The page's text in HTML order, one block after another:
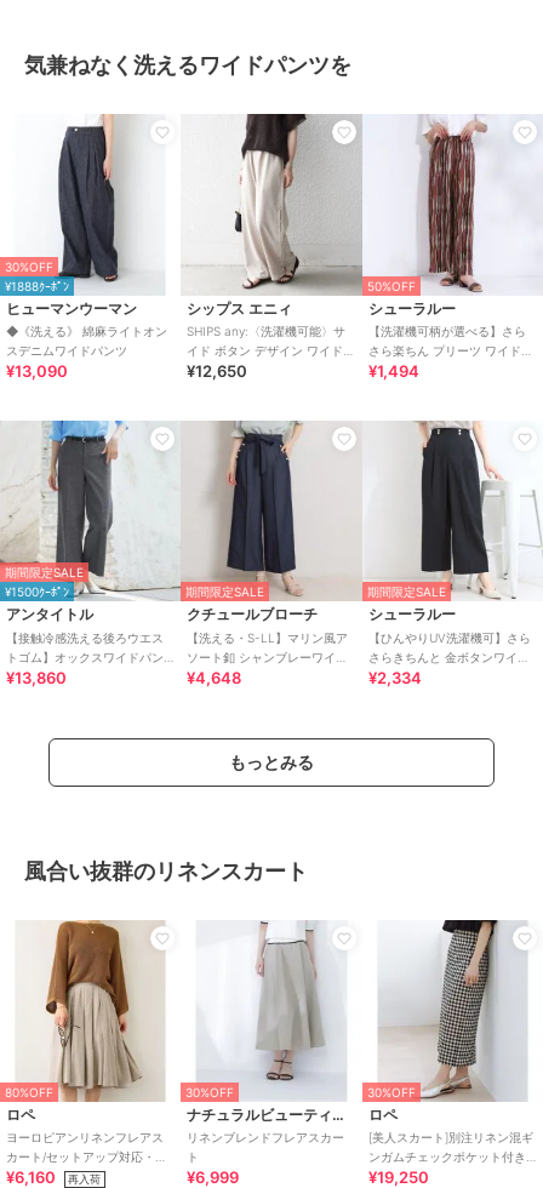
気兼ねなく洗えるワイドパンツを
30%OFF
¥1888ｸｰﾎﾟﾝ
ヒューマンウーマン
◆《洗える》 綿麻ライトオン
スデニムワイドパンツ
¥13,090
シップス エニィ
SHIPS any:〈洗濯機可能〉サ
イド ボタン デザイン ワイド
イージー パンツ
¥12,650
50%OFF
シューラルー
【洗濯機可柄が選べる】さら
さら楽ちん プリーツ ワイドパ
ンツ
¥1,494
期間限定SALE
¥1500ｸｰﾎﾟﾝ
アンタイトル
【接触冷感洗える後ろウエス
トゴム】オックスワイドパン
ツ
¥13,860
期間限定SALE
クチュールブローチ
【洗える・S-LL】マリン風ア
ソート釦 シャンブレーワイド
パンツ
¥4,648
期間限定SALE
シューラルー
【ひんやりUV洗濯機可】さら
さらきちんと 金ボタンワイド
パンツ
¥2,334
もっとみる
風合い抜群のリネンスカート
80%OFF
ロペ
ヨーロピアンリネンフレアス
カート/セットアップ対応・イ
ージーケア
¥6,160 再入荷
30%OFF
ナチュラルビューティーベーシック
リネンブレンドフレアスカー
ト
¥6,999
30%OFF
ロペ
[美人スカート]別注リネン混ギ
ンガムチェックポケット付き
タイトスカート/イージーケア
¥19,250